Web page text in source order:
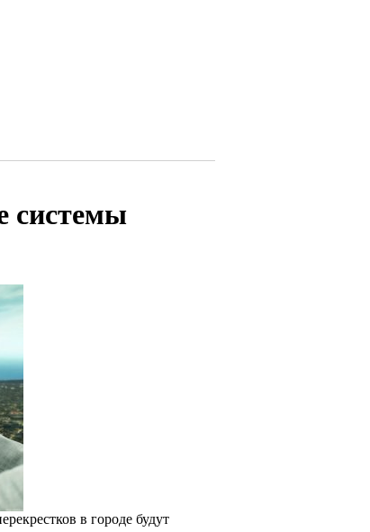
системы
в городе будут